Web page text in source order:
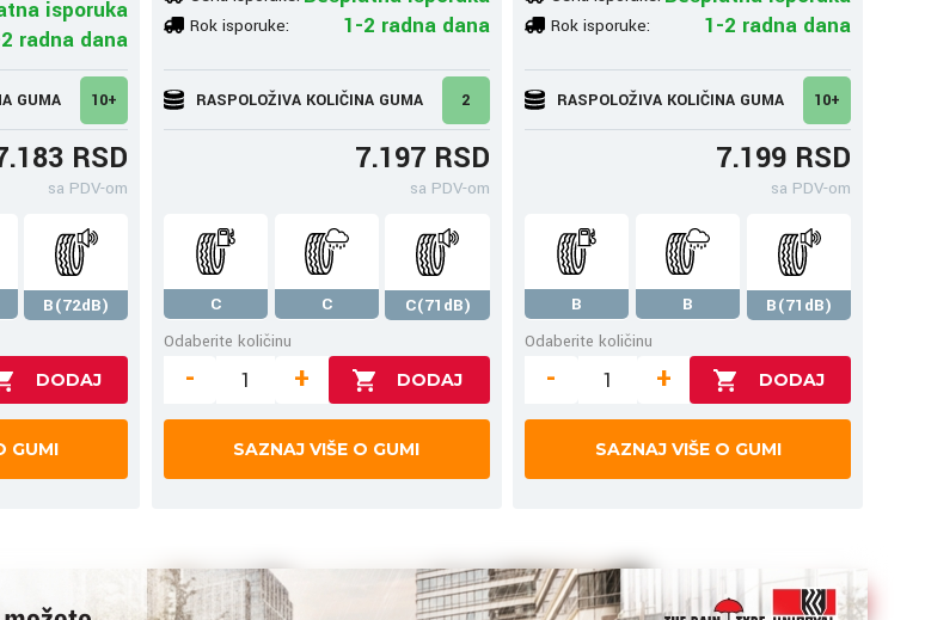
isporuka
radna dana
GUMA 10+
RSD
sa PDV-om
B(72dB)
GUMI
Rok isporuke: 1-2 radna dana
RASPOLOŽIVA KOLIČINA GUMA 2
7.197 RSD
sa PDV-om
C C
C(71dB)
Odaberite količinu
- +
SAZNAJ VIŠE O GUMI
Rok isporuke: 1-2 radna dana
RASPOLOŽIVA KOLIČINA GUMA 10+
7.199 RSD
sa PDV-om
B B
B(71dB)
Odaberite količinu
- +
SAZNAJ VIŠE O GUMI